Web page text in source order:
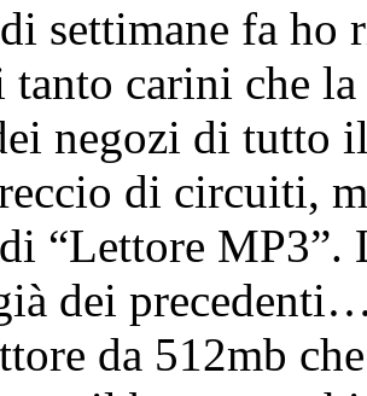
settimane fa
tanto carini che
negozi di tutto
di circuiti,
“Lettore MP3”.
dei
da 512mb